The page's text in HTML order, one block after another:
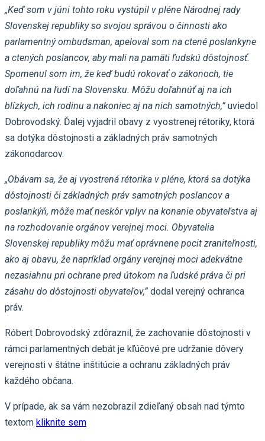
„Keď som v júni tohto roku vystúpil v pléne Národnej rady
Slovenskej republiky so svojou správou o činnosti ako
parlamentný ombudsman, apeloval som na ctené poslankyne
a ctených poslancov, aby mali na pamäti ľudskú dôstojnosť.
Spomenul som im, že keď budú rokovať o zákonoch, tie
doľahnú na ľudí na Slovensku. Môžu doľahnúť aj na ich
blízkych, ich rodinu a nakoniec aj na nich samotných,” uviedol
Dobrovodský. Ďalej vyjadril obavy z vyostrenej rétoriky, ktorá
sa dotýka dôstojnosti a základných práv samotných
zákonodarcov.
„Obávam sa, že aj vyostrená rétorika v pléne, ktorá sa dotýka
dôstojnosti či základných práv samotných poslancov a
poslankýň, môže mať neskôr vplyv na konanie obyvateľstva aj
na rozhodovanie orgánov verejnej moci. Obyvatelia
Slovenskej republiky môžu mať oprávnene pocit zraniteľnosti,
ako aj obavu, že napríklad orgány verejnej moci adekvátne
nezasiahnu pri ochrane pred útokom na ľudské práva či pri
zásahu do dôstojnosti obyvateľov,” dodal verejný ochranca
práv.
Róbert Dobrovodský zdôraznil, že zachovanie dôstojnosti v
rámci parlamentných debát je kľúčové pre udržanie dôvery
verejnosti v štátne inštitúcie a ochranu základných práv
každého občana.
V prípade, ak sa vám nezobrazil zdieľaný obsah nad týmto
textom kliknite sem